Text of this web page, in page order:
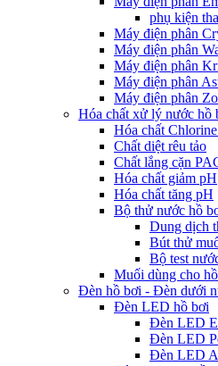
phụ kiện
Máy điện phân
Máy điện phân
Máy điện phân
Máy điện phân
Máy điện phân
Hóa chất xử lý nước hồ
Hóa chất
Chất diệt rêu tảo
Chất lắng cặn
Hóa chất giảm pH
Hóa chất tăng pH
Bộ thử nước hồ
Dung dịch
Bút thử
Bộ test
Muối dùng cho
Đèn hồ bơi - Đèn dưới
Đèn LED hồ bơi
Đèn LED
Đèn LED
Đèn LED